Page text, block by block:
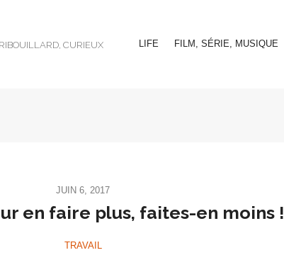
CURIEUX LIFE FILM, SÉRIE, MUSIQUE
JUIN 6, 2017
en faire plus, faites-en moins !
TRAVAIL